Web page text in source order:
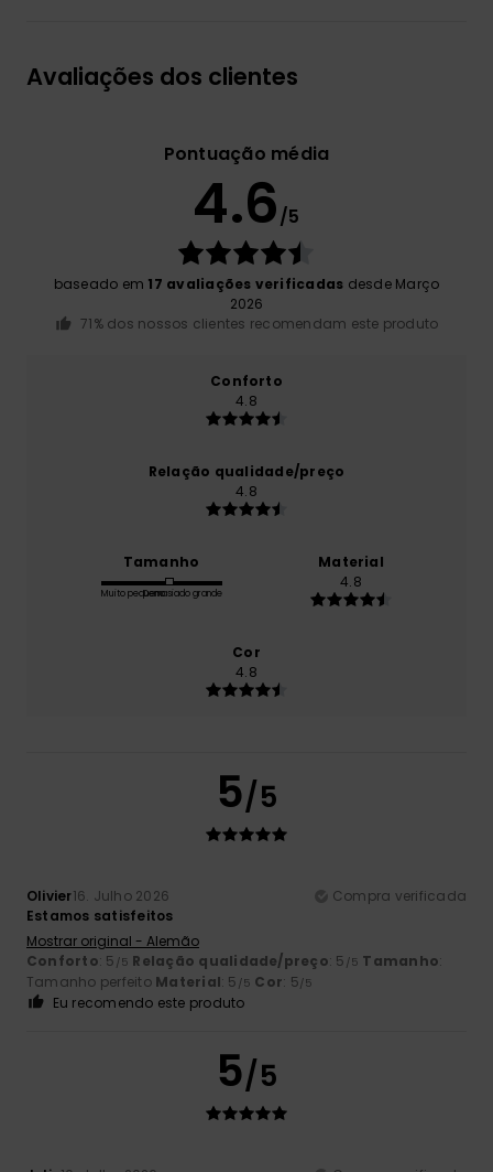
Avaliações dos clientes
Pontuação média
4.6/5
baseado em 17 avaliações verificadas desde Março
2026
71% dos nossos clientes recomendam este produto
Conforto
4.8
Relação qualidade/preço
4.8
Tamanho
Muito pequenoDemasiado grande
Material
4.8
Cor
4.8
5/5
Olivier16. Julho 2026
Compra verificada
Estamos satisfeitos
Mostrar original - Alemão
Conforto: 5 /5 Relação qualidade/preço: 5 /5 Tamanho:
Tamanho perfeito Material: 5 /5 Cor: 5/5
Eu recomendo este produto
5/5